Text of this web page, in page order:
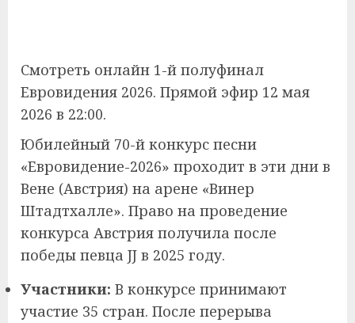
Смотреть онлайн 1-й полуфинал
Евровидения 2026. Прямой эфир 12 мая
2026 в 22:00.
Юбилейный 70-й конкурс песни
«Евровидение-2026» проходит в эти дни в
Вене (Австрия) на арене «Винер
Штадтхалле». Право на проведение
конкурса Австрия получила после
победы певца JJ в 2025 году.
Участники: В конкурсе принимают
участие 35 стран. После перерыва